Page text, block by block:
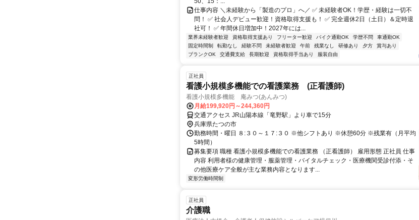
仕事内容 ＼未経験から「製造のプロ」へ／ ✅ 未経験者OK！学歴・経験は一切不
問！ ✅ 社会人デビュー歓迎！資格取得支援も！ ✅ 完全週休2日（土日）＆定時退
社可！ ✅ 年間休日増加中！2027年には...
業界未経験者歓迎 資格取得支援あり フリーター歓迎 バイク通勤OK 学歴不問
車通勤OK
固定時間制
転勤なし 経験不問 未経験者歓迎 午前 残業なし 研修あり 夕方
賞与あり
ブランクOK
交通費支給 長期歓迎 資格取得手当あり 服装自由
正社員
看護小規模多機能での看護業務 (正看護師)
看護小規模多機能 庵みつ(あんみつ)
月給199,920円～244,360円
交通アクセス JR山陽本線「竜野駅」より車で15分
兵庫県たつの市
勤務時間・曜日 ８:３０～１７:３０ ※他シフトあり ※休憩60分 ※残業有（月平均
5時間）
募集要項 職種 看護小規模多機能での看護業務 （正看護師） 雇用形態 正社員 仕事
内容 利用者様の健康管理・服薬管理・バイタルチェック・医療機関受診付添・そ
の他医療ケア全般が主な業務内容となります...
変形労働時間制
正社員
介護職